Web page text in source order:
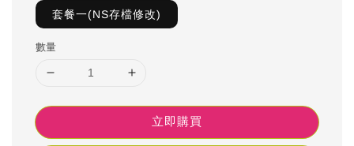
套餐一(NS存檔修改)
數量
立即購買